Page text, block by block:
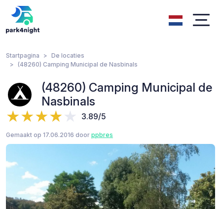
Startpagina
De locaties
(48260) Camping Municipal de Nasbinals
(48260) Camping Municipal de
Nasbinals
3.89/5
Gemaakt op 17.06.2016 door ppbres